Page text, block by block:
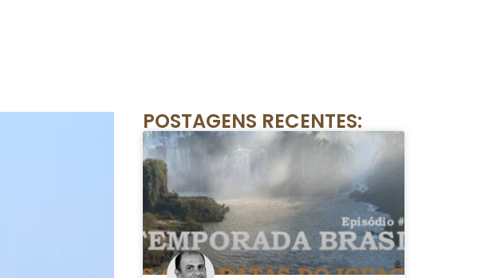
POSTAGENS RECENTES: